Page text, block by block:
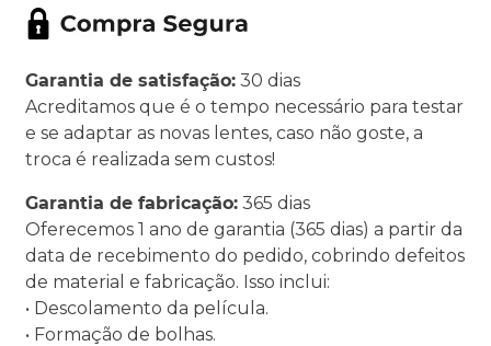
Garantia de satisfação: 30 dias
Acreditamos que é o tempo necessário para testar
e se adaptar as novas lentes, caso não goste, a
troca é realizada sem custos!
Garantia de fabricação: 365 dias
Oferecemos 1 ano de garantia (365 dias) a partir da
data de recebimento do pedido, cobrindo defeitos
de material e fabricação. Isso inclui:
• Descolamento da película.
• Formação de bolhas.